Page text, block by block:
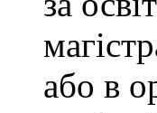
або в